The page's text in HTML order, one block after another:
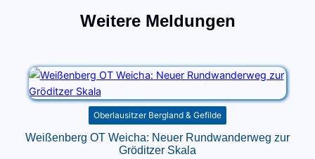
Weitere Meldungen
Oberlausitzer Bergland & Gefilde
Weißenberg OT Weicha: Neuer Rundwanderweg zur
Gröditzer Skala